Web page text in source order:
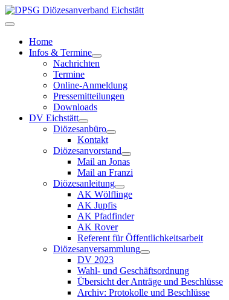
Home
Infos & Termine
Nachrichten
Termine
Online-Anmeldung
Pressemitteilungen
Downloads
DV Eichstätt
Diözesanbüro
Kontakt
Diözesanvorstand
Mail an Jonas
Mail an Franzi
Diözesanleitung
AK Wölflinge
AK Jupfis
AK Pfadfinder
AK Rover
Referent für Öffentlichkeitsarbeit
Diözesanversammlung
DV 2023
Wahl- und Geschäftsordnung
Übersicht der Anträge und Beschlüsse
Archiv: Protokolle und Beschlüsse